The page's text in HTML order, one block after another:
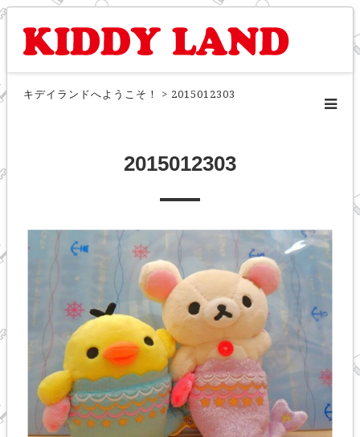
キデイランドへようこそ！ > 2015012303
2015012303